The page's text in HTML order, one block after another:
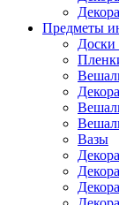
Предметы
Доски
Вазы